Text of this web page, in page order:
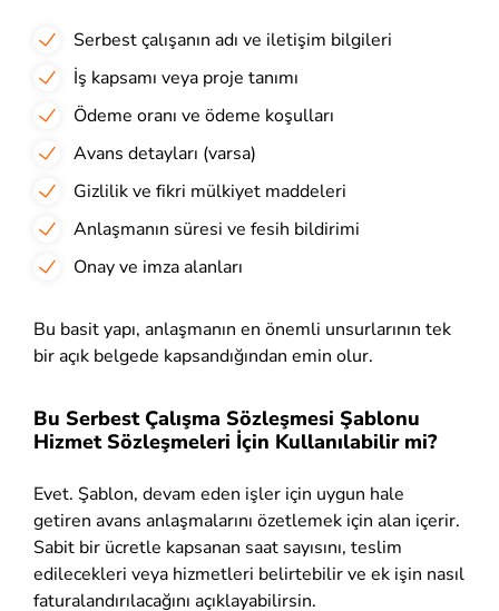
Serbest çalışanın adı ve iletişim bilgileri
İş kapsamı veya proje tanımı
Ödeme oranı ve ödeme koşulları
Avans detayları (varsa)
Gizlilik ve fikri mülkiyet maddeleri
Anlaşmanın süresi ve fesih bildirimi
Onay ve imza alanları
Bu basit yapı, anlaşmanın en önemli unsurlarının tek
bir açık belgede kapsandığından emin olur.
Bu Serbest Çalışma Sözleşmesi Şablonu
Hizmet Sözleşmeleri İçin Kullanılabilir mi?
Evet. Şablon, devam eden işler için uygun hale
getiren avans anlaşmalarını özetlemek için alan içerir.
Sabit bir ücretle kapsanan saat sayısını, teslim
edilecekleri veya hizmetleri belirtebilir ve ek işin nasıl
faturalandırılacağını açıklayabilirsin.